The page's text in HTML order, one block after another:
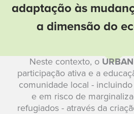
adaptação às
a dimensão do
Neste contexto, o URBAN
participação ativa e a
comunidade local -
e em risco de
refugiados - através da